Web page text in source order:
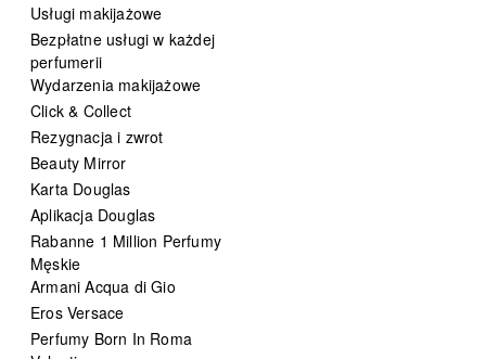
Usługi makijażowe
Bezpłatne usługi w każdej
perfumerii
Wydarzenia makijażowe
Click & Collect
Rezygnacja i zwrot
Beauty Mirror
Karta Douglas
Aplikacja Douglas
Rabanne 1 Million Perfumy
Męskie
Armani Acqua di Gio
Eros Versace
Perfumy Born In Roma